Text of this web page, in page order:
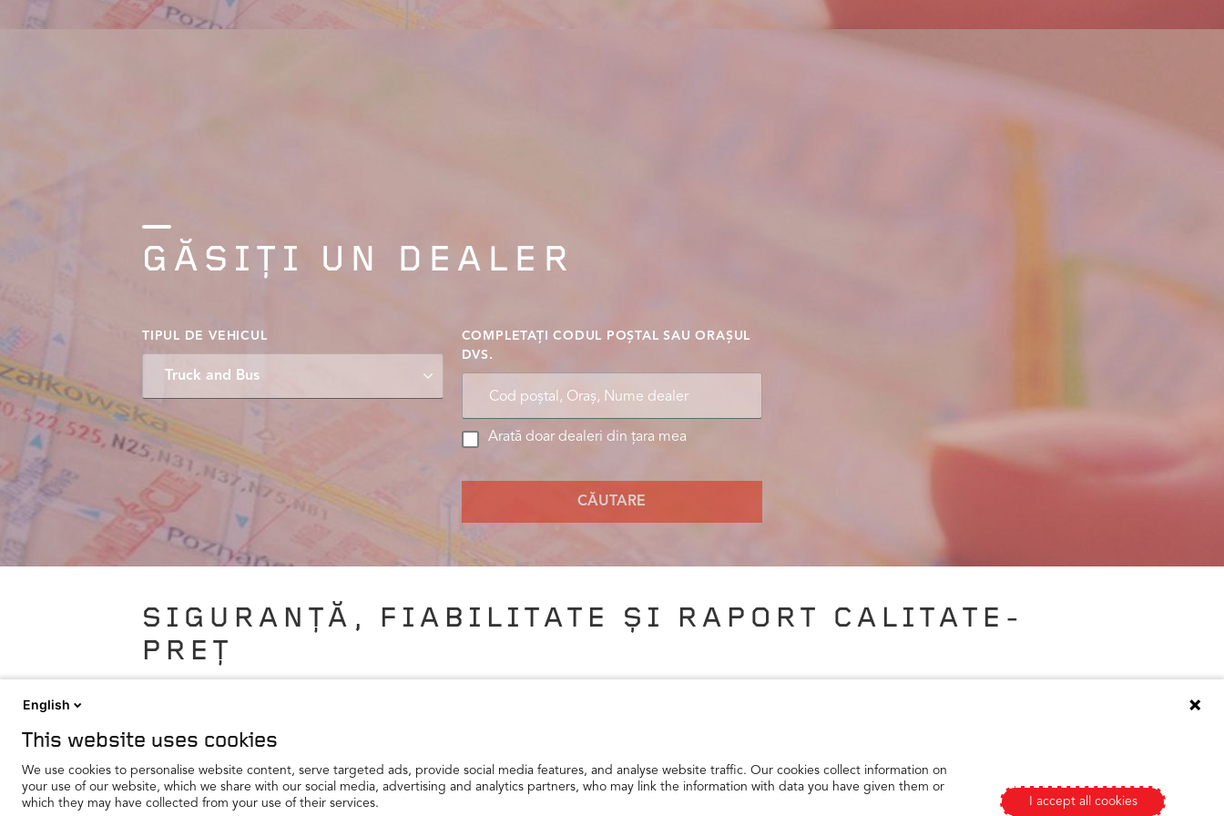
GĂSIȚI UN DEALER
TIPUL DE VEHICUL
Truck and Bus
COMPLETAȚI CODUL POȘTAL SAU ORAȘUL
DVS.
Cod poștal, Oraș, Nume dealer
Arată doar dealeri din țara mea
CĂUTARE
SIGURANȚĂ, FIABILITATE ȘI RAPORT CALITATE-
PREȚ
competitive și servicii de calitate, căutați dealeri recomandați. Aceștia au fost verificați și îndeplinesc standardele noastre stricte de calitate.
English
This website uses cookies
We use cookies to personalise website content, serve targeted ads, provide social media features, and analyse website traffic. Our cookies collect information on
your use of our website, which we share with our social media, advertising and analytics partners, who may link the information with data you have given them or
which they may have collected from your use of their services.
I accept all cookies